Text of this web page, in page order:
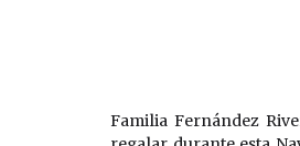
Familia Fernández